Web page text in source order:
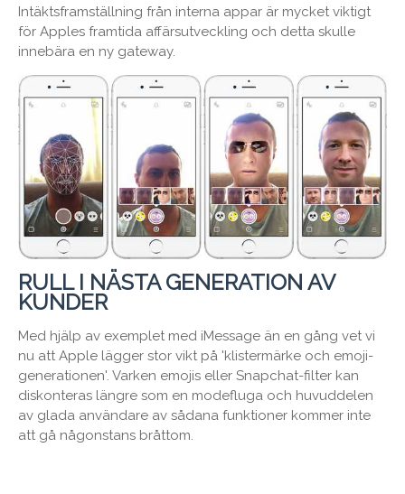
Intäktsframställning från interna appar är mycket viktigt
för Apples framtida affärsutveckling och detta skulle
innebära en ny gateway.
RULL I NÄSTA GENERATION AV
KUNDER
Med hjälp av exemplet med iMessage än en gång vet vi
nu att Apple lägger stor vikt på 'klistermärke och emoji-
generationen'. Varken emojis eller Snapchat-filter kan
diskonteras längre som en modefluga och huvuddelen
av glada användare av sådana funktioner kommer inte
att gå någonstans bråttom.